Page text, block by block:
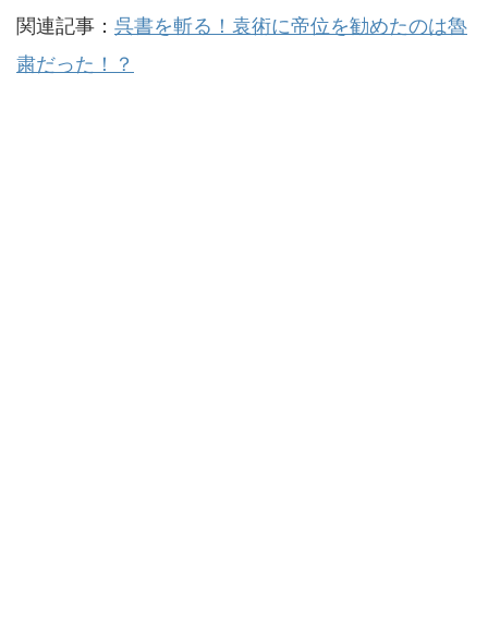
関連記事： 呉書を斬る！袁術に帝位を勧めたのは魯
粛だった！？